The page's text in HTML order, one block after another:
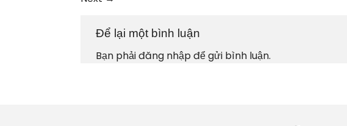
Để lại một bình luận
Bạn phảiđăng nhậpđể gửi bình luận.